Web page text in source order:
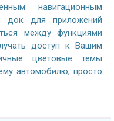
навигационным
док для приложений
между функциями
доступ к Вашим
цветовые темы
автомобилю, просто